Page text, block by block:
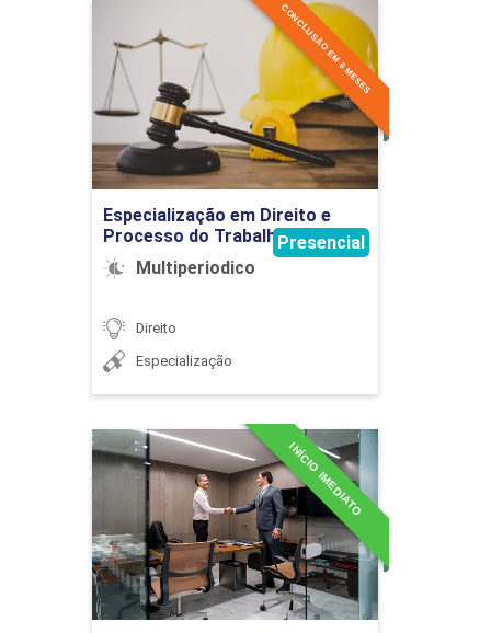
Especialização em Direito e
Processo do Trabalho Aplicado
Multiperiodico
Presencial
CONCLUSÃO EM 6 MESES
Direito
Especialização
Especialização em Direito e
Processo do Trabalho
Aplicado
Detalhes do curso
INÍCIO IMEDIATO
Especialização em Direito e
Processo Penal
Detalhes do curso
Ir para Inscrição